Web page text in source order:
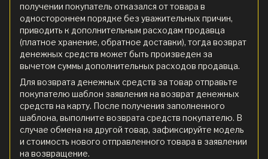
получении покупатель отказался от товара в
одностороннем порядке без уважительных причин,
приводить к дополнительным расходам продавца
(платное хранение, обратное доставки), тогда возврат
денежных средств может быть произведен за
вычетом суммы дополнительных расходов продавца.
Для возврата денежных средств за товар отправьте
покупателю шаблон заявления на возврат денежных
средств на карту. После получения заполненного
шаблона, выполните возврата средств покупателю. В
случае обмена на другой товар, зафиксируйте модель
и стоимость нового отправленного товара в заявлении
на возвращение.